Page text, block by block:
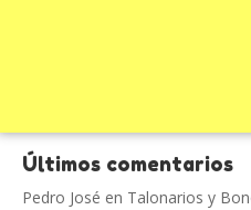
Últimos comentarios
Pedro José en Talonarios y